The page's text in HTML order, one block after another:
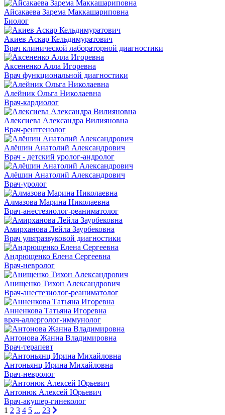
Айсакаева Зарема Маккашариповна
Биолог
Акиев Аскар Кельдимуратович
Врач клинической лабораторной диагностики
Аксененко Алла Игоревна
Врач функциональной диагностики
Алейник Ольга Николаевна
Врач-кардиолог
Алексиева Александра Вилияновна
Врач-рентгенолог
Алёшин Анатолий Александрович
Врач - детский уролог-андролог
Алёшин Анатолий Александрович
Врач-уролог
Алмазова Марина Николаевна
Врач-анестезиолог-реаниматолог
Амирханова Лейла Заурбековна
Врач ультразвуковой диагностики
Андрющенко Елена Сергеевна
Врач-невролог
Анищенко Тихон Александрович
Врач-анестезиолог-реаниматолог
Анненкова Татьяна Игоревна
врач-аллерголог-иммунолог
Антонова Жанна Владимировна
Врач-терапевт
Антоньянц Ирина Михайловна
Врач-невролог
Антонюк Алексей Юрьевич
Врач-акушер-гинеколог
1 2 3 4 5 ... 23